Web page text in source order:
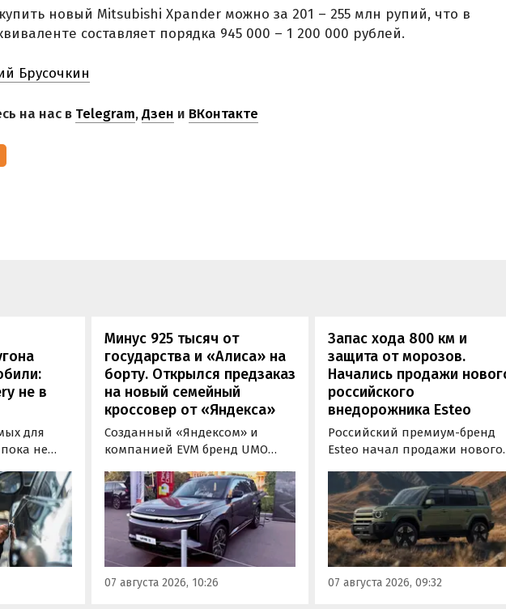
новый Mitsubishi Xpander можно за 201 – 255 млн рупий, что в
составляет порядка 945 000 – 1 200 000 рублей.
Брусочкин
на нас в Telegram,Дзен и ВКонтакте
не в
для
не
китайских
BYD,
РБК
Минус 925 тысяч от
государства и «Алиса» на
борту. Открылся предзаказ
на новый семейный
кроссовер от «Яндекса»
Созданный «Яндексом» и
компанией EVM бренд UMO
на свою вторую модель
- полноразмерный гибридный
кроссовер UMO 8 с полным
приводом. Его уже можно
заказать в двух версиях: Max за
5 915 000 рублей и Ultra за 6 415
000 рублей без учета
07 августа 2026, 10:26
Запас хода 800 км и
защита от морозов.
Начались продажи
российского
внедорожника Esteo
Российский премиум-бренд
Esteo начал продажи нового
Модель, оснащенная
установкой
типа, уже доступна для
покупки в официальных
дилерских центрах Esteo и
через цифровые сервисы
бренда, сообщили
07 августа 2026, 09:32